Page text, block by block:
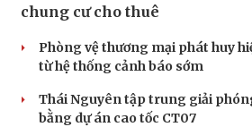
chung cư cho thuê
Phòng vệ thương mại phát huy
từ hệ thống cảnh báo sớm
Thái Nguyên tập trung giải
bằng dự án cao tốc CT07